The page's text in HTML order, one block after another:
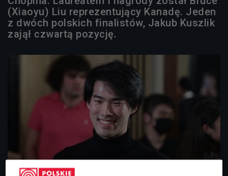
(Xiaoyu) Liu reprezentujący Kanadę. Jeden
z dwóch polskich finalistów, Jakub Kuszlik
zajął czwartą pozycję.